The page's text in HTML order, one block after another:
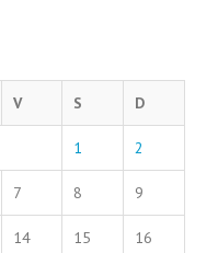
V S D
1 2
7 8 9
14 15 16